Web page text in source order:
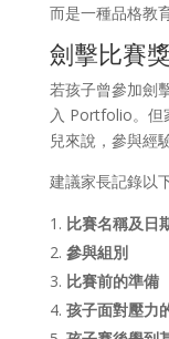
而是一種品格教育
劍擊比賽
若孩子曾參加劍
入 Portfolio。但
兒來說，參與經
建議家長記錄以
比賽名稱及日
參與組別
比賽前的準備
孩子面對壓力